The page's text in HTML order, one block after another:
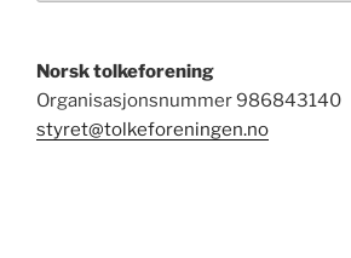
Norsk tolkeforening
Organisasjonsnummer986843140
styret@tolkeforeningen.no